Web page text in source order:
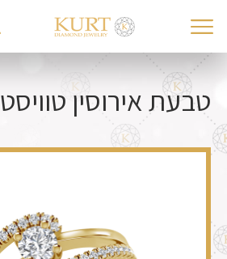
< חזרה למוצרים
טבעת אירוסין טוויסט celeste